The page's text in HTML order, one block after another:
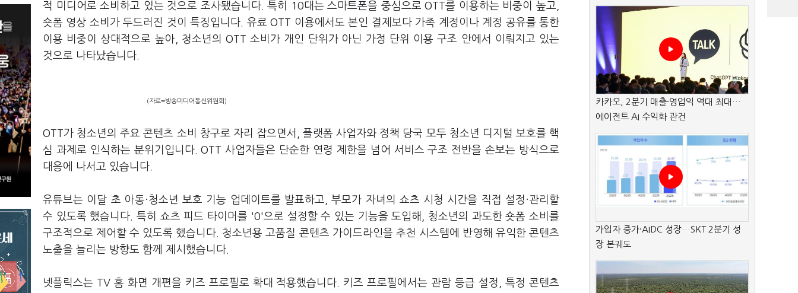
적 미디어로 소비하고 있는 것으로 조사됐습니다. 특히 10대는 스마트폰을 중심으로 OTT를 이용하는 비중이 높고,
숏폼 영상 소비가 두드러진 것이 특징입니다. 유료 OTT 이용에서도 본인 결제보다 가족 계정이나 계정 공유를 통한
이용 비중이 상대적으로 높아, 청소년의 OTT 소비가 개인 단위가 아닌 가정 단위 이용 구조 안에서 이뤄지고 있는
것으로 나타났습니다.
(자료=방송미디어통신위원회)
OTT가 청소년의 주요 콘텐츠 소비 창구로 자리 잡으면서, 플랫폼 사업자와 정책 당국 모두 청소년 디지털 보호를 핵
심 과제로 인식하는 분위기입니다. OTT 사업자들은 단순한 연령 제한을 넘어 서비스 구조 전반을 손보는 방식으로
대응에 나서고 있습니다.
유튜브는 이달 초 아동·청소년 보호 기능 업데이트를 발표하고, 부모가 자녀의 쇼츠 시청 시간을 직접 설정·관리할
수 있도록 했습니다. 특히 쇼츠 피드 타이머를 '0'으로 설정할 수 있는 기능을 도입해, 청소년의 과도한 숏폼 소비를
구조적으로 제어할 수 있도록 했습니다. 청소년용 고품질 콘텐츠 가이드라인을 추천 시스템에 반영해 유익한 콘텐츠
노출을 늘리는 방향도 함께 제시했습니다.
넷플릭스는 TV 홈 화면 개편을 키즈 프로필로 확대 적용했습니다. 키즈 프로필에서는 관람 등급 설정, 특정 콘텐츠
카카오, 2분기 매출·영업익 역대 최대…
에이전트 AI 수익화 관건
가입자 증가·AIDC 성장…SKT 2분기 성
장 본궤도